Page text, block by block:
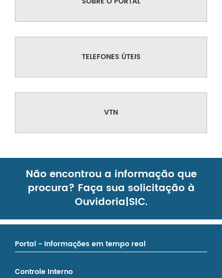
TELEFONES ÚTEIS
VTN
Não encontrou a informação que
procura? Faça sua solicitação à
Ouvidoria|SIC.
Portal - Informações em tempo real
Controle Interno